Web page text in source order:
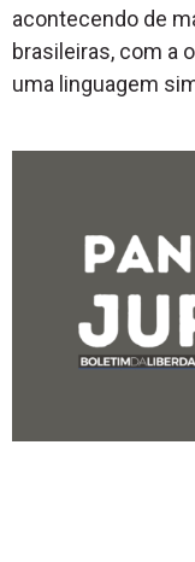
acontecendo de
brasileiras, com a
uma linguagem